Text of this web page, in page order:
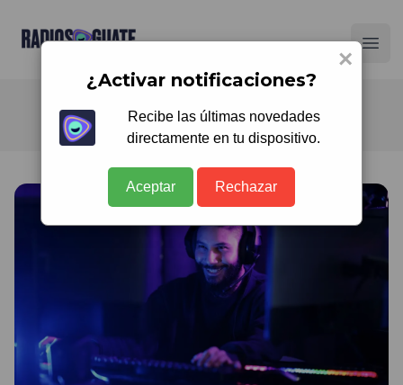
Radios Guate
×
¿Activar notificaciones?
Recibe las últimas novedades
directamente en tu dispositivo.
Aceptar Rechazar